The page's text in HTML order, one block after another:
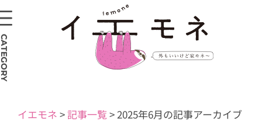
イエモネ >記事一覧>2025年6月の記事アーカイブ